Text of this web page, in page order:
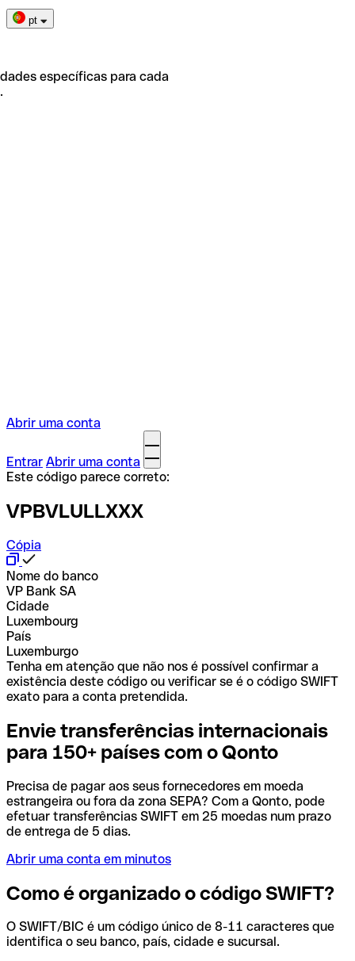
pt
específicas para cada
Abrir uma conta
Entrar Abrir uma conta
Este código parece correto:
VPBVLULLXXX
Cópia
Nome do banco
VP Bank SA
Cidade
Luxembourg
País
Luxemburgo
Tenha em atenção que não nos é possível confirmar a
existência deste código ou verificar se é o código SWIFT
exato para a conta pretendida.
Envie transferências internacionais
para 150+ países com o Qonto
Precisa de pagar aos seus fornecedores em moeda
estrangeira ou fora da zona SEPA? Com a Qonto, pode
efetuar transferências SWIFT em 25 moedas num prazo
de entrega de 5 dias.
Abrir uma conta em minutos
Como é organizado o código SWIFT?
O SWIFT/BIC é um código único de 8-11 caracteres que
identifica o seu banco, país, cidade e sucursal.